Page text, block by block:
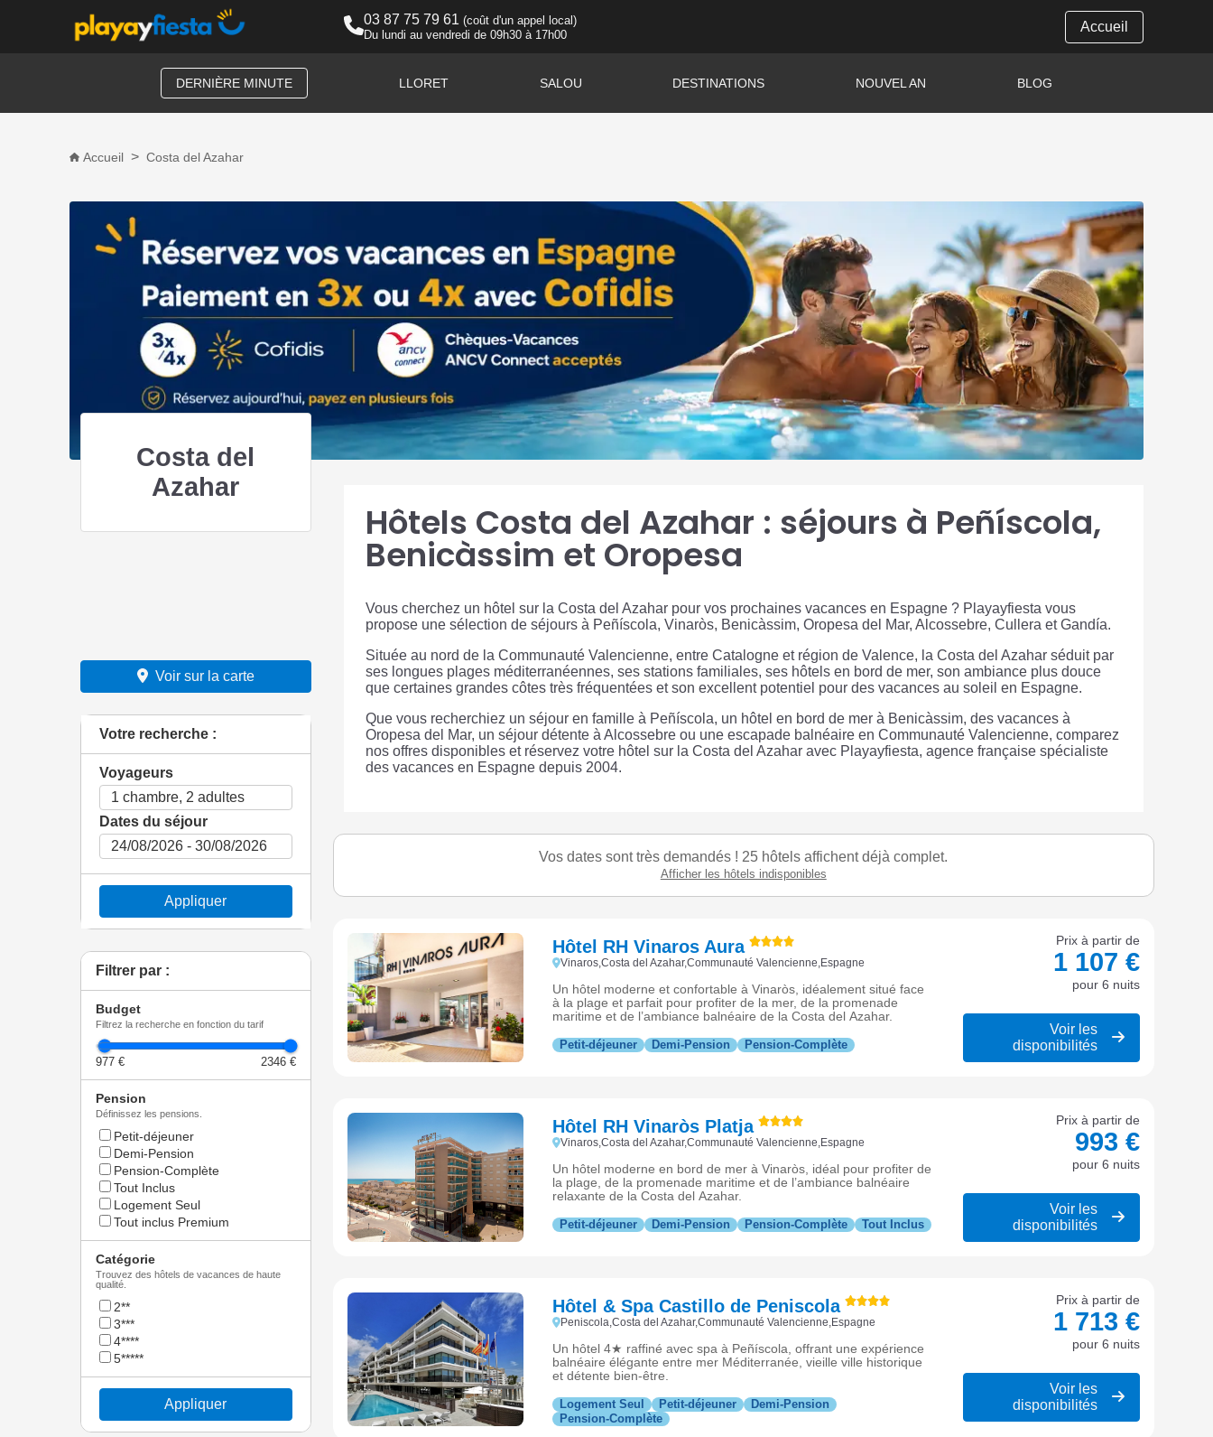
03 87 75 79 61 (coût d'un appel local)
Du lundi au vendredi de 09h30 à 17h00
Accueil
DERNIÈRE MINUTE LLORET SALOU DESTINATIONS NOUVEL AN BLOG
Accueil Costa del Azahar
Hôtels Costa del Azahar : séjours à Peñíscola,
Benicàssim et Oropesa
Vous cherchez un hôtel sur la Costa del Azahar pour vos prochaines vacances en Espagne ? Playayfiesta vous
propose une sélection de séjours à Peñíscola, Vinaròs, Benicàssim, Oropesa del Mar, Alcossebre, Cullera et Gandía.
Située au nord de la Communauté Valencienne, entre Catalogne et région de Valence, la Costa del Azahar séduit par
ses longues plages méditerranéennes, ses stations familiales, ses hôtels en bord de mer, son ambiance plus douce
que certaines grandes côtes très fréquentées et son excellent potentiel pour des vacances au soleil en Espagne.
Que vous recherchiez un séjour en famille à Peñíscola, un hôtel en bord de mer à Benicàssim, des vacances à
Oropesa del Mar, un séjour détente à Alcossebre ou une escapade balnéaire en Communauté Valencienne, comparez
nos offres disponibles et réservez votre hôtel sur la Costa del Azahar avec Playayfiesta, agence française spécialiste
des vacances en Espagne depuis 2004.
Vos dates sont très demandés ! 29 hôtels affichent déjà complet.
Afficher les hôtels indisponibles
Hôtel RH Vinaros Aura
Vinaros,Costa del Azahar,Communauté Valencienne,Espagne
Un hôtel moderne et confortable à Vinaròs, idéalement situé face
à la plage et parfait pour profiter de la mer, de la promenade
maritime et de l’ambiance balnéaire de la Costa del Azahar.
Petit-déjeuner Demi-Pension Pension-Complète
Prix à partir de
1 107 €
pour 6 nuits
Voir les
disponibilités
Hôtel RH Vinaròs Platja
Vinaros,Costa del Azahar,Communauté Valencienne,Espagne
Un hôtel moderne en bord de mer à Vinaròs, idéal pour profiter de
la plage, de la promenade maritime et de l’ambiance balnéaire
relaxante de la Costa del Azahar.
Petit-déjeuner Demi-Pension Pension-Complète Tout Inclus
Prix à partir de
993 €
pour 6 nuits
Voir les
disponibilités
Hôtel & Spa Castillo de Peniscola
Peniscola,Costa del Azahar,Communauté Valencienne,Espagne
Un hôtel 4★ raffiné avec spa à Peñíscola, offrant une expérience
balnéaire élégante entre mer Méditerranée, vieille ville historique
et détente bien-être.
Logement Seul Petit-déjeuner
Demi-Pension
Pension-Complète
Prix à partir de
1 713 €
pour 6 nuits
Voir les
disponibilités
Costa del
Azahar
Voir sur la carte
Votre recherche :
Voyageurs
Dates du séjour
Appliquer
Filtrer par :
Budget
Filtrez la recherche en fonction du tarif
977 € 2346 €
Pension
Définissez les pensions.
Petit-déjeuner
Demi-Pension
Pension-Complète
Tout Inclus
Logement Seul
Tout inclus Premium
Catégorie
Trouvez des hôtels de vacances de haute
qualité.
2**
3***
4****
5*****
Appliquer